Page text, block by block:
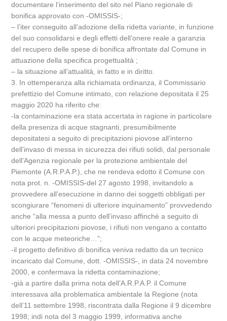
documentare l’inserimento del sito nel Piano regionale di
bonifica approvato con -OMISSIS-;
– l’iter conseguito all’adozione della ridetta variante, in funzione
del suo consolidarsi e degli effetti dell’onere reale a garanzia
del recupero delle spese di bonifica affrontate dal Comune in
attuazione della specifica progettualità ;
– la situazione all’attualità, in fatto e in diritto.
3. In ottemperanza alla richiamata ordinanza, il Commissario
prefettizio del Comune intimato, con relazione depositata il 25
maggio 2020 ha riferito che:
-la contaminazione era stata accertata in ragione in particolare
della presenza di acque stagnanti, presumibilmente
depositatesi a seguito di precipitazioni piovose all’interno
dell’invaso di messa in sicurezza dei rifiuti solidi, dal personale
dell’Agenzia regionale per la protezione ambientale del
Piemonte (A.R.P.A.P.), che ne rendeva edotto il Comune con
nota prot. n. -OMISSIS-del 27 agosto 1998, invitandolo a
provvedere all’esecuzione in danno dei soggetti obbligati per
scongiurare “fenomeni di ulteriore inquinamento” provvedendo
anche “alla messa a punto dell’invaso affinché a seguito di
ulteriori precipitazioni piovose, i rifiuti non vengano a contatto
con le acque meteoriche…”;
-il progetto definitivo di bonifica veniva redatto da un tecnico
incaricato dal Comune, dott. -OMISSIS-, in data 24 novembre
2000, e confermava la ridetta contaminazione;
-già a partire dalla prima nota dell’A.R.P.A.P. il Comune
interessava alla problematica ambientale la Regione (nota
dell’11 settembre 1998, riscontrata dalla Regione il 9 dicembre
1998; indi nota del 3 maggio 1999, informativa anche